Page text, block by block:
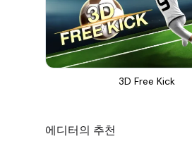
3D Free Kick
에디터의 추천